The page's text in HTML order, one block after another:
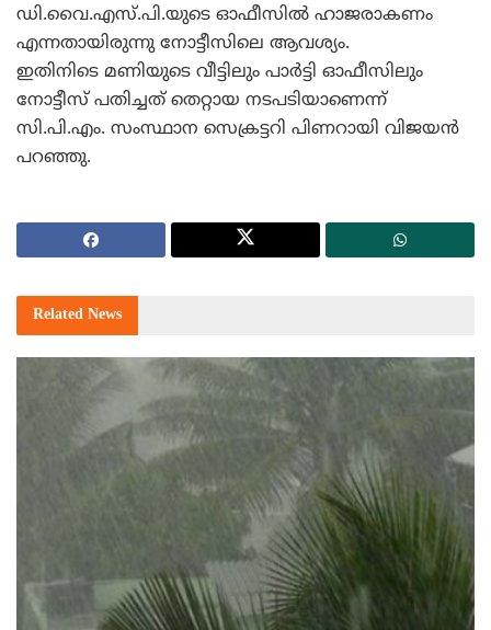
ഡി.വൈ.എസ്.പി.യുടെ ഓഫീസില്‍ ഹാജരാകണം
എന്നതായിരുന്നു നോട്ടീസിലെ ആവശ്യം.
ഇതിനിടെ മണിയുടെ വീട്ടിലും പാര്‍ട്ടി ഓഫീസിലും
നോട്ടീസ് പതിച്ചത് തെറ്റായ നടപടിയാണെന്ന്
സി.പി.എം. സംസ്ഥാന സെക്രട്ടറി പിണറായി വിജയന്‍
പറഞ്ഞു.
Related News